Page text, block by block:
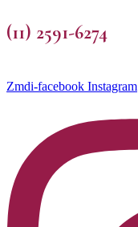
(11) 2591-6274
Zmdi-facebook Instagram